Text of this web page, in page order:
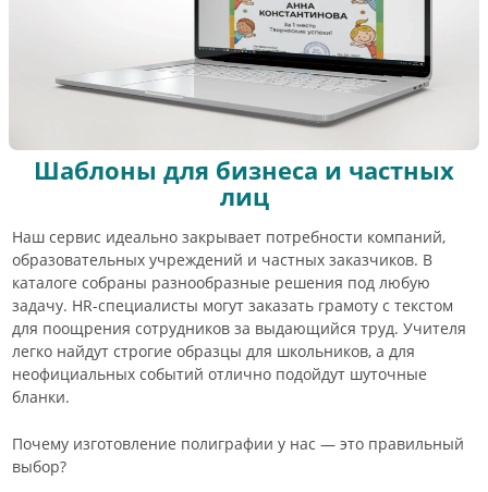
Шаблоны для бизнеса и частных
лиц
Наш сервис идеально закрывает потребности компаний,
образовательных учреждений и частных заказчиков. В
каталоге собраны разнообразные решения под любую
задачу. HR-специалисты могут заказать грамоту с текстом
для поощрения сотрудников за выдающийся труд. Учителя
легко найдут строгие образцы для школьников, а для
неофициальных событий отлично подойдут шуточные
бланки.
Почему изготовление полиграфии у нас — это правильный
выбор?